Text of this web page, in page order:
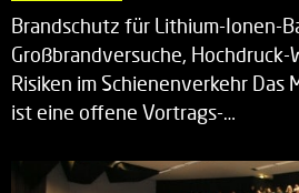
Brandschutz für Lithium-Ionen-
Großbrandversuche, Hochdruck-
Risiken im Schienenverkehr Das
ist eine offene Vortrags-…